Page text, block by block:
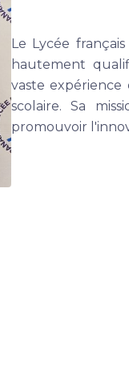
Le Lycée
hautement
vaste
scolaire. Sa
promouvoir